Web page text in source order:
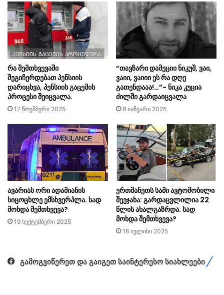
რა შემთხვევაში
შეგიჩერდებათ პენსიის
დარიცხვა, პენსიის გაცემის
პროცესი შეიცვალა.
17 ნოემბერი 2025
“თავზარი დამეციი ნიკუშ, ვაი,
ვაიი, ვაიიი ეს რა დღე
გათენდააა!…”- ნიკა კუცია
ძილში გარდაიცვალა
8 იანვარი 2025
ავარიას ორი ადამიანის
სიცოცხლე ემსხვერპლა. სად
მოხდა შემთხვევა?
19 სექტემბერი 2025
ერთმანეთს სამი ავტომობილი
შეეჯახა: გარდაცვლილია 22
წლის ახალგაზრდა. სად
მოხდა შემთხვევა?
16 ივლისი 2025
გამოგვიწერეთ და გაიგეთ საინტერესო სიახლეები